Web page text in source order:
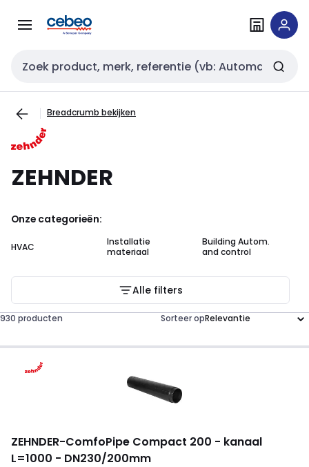
naar
naar
Zoekveld invoer
Breadcrumb bekijken
ZEHNDER
Onze categorieën:
HVAC
Installatie
materiaal
Building Autom.
and control
Alle filters
930 producten Sorteer op
ZEHNDER-ComfoPipe Compact 200 - kanaal
L=1000 - DN230/200mm